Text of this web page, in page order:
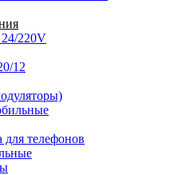
220V
12
для телефонов